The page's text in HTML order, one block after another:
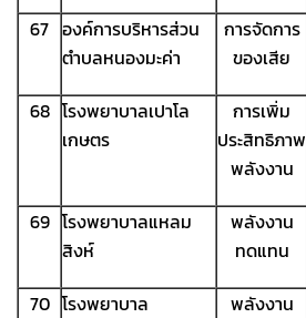
67 องค์การบริหารส่วน
ตำบลหนองมะค่า
การจัดการ
ของเสีย
68 โรงพยาบาลเปาโล
เกษตร
การเพิ่ม
ประสิทธิภาพ
พลังงาน
69 โรงพยาบาลแหลม
สิงห์
พลังงาน
ทดแทน
70 โรงพยาบาล
พลังงาน